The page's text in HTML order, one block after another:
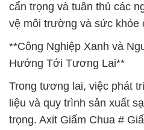
cẩn trọng và tuân thủ các
vệ môi trường và sức khỏe
**Công Nghiệp Xanh và
Hướng Tới Tương Lai**
Trong tương lai, việc phát
liệu và quy trình sản xuất
trọng. Axit Giấm Chua #